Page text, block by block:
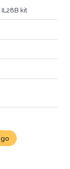
IL28B kit